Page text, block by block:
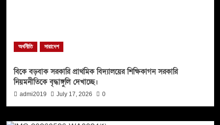
অর্থনীতি সারাদেশ
বিকে বড়বাক সরকারি প্রাথমিক বিদ্যালয়ের শিক্ষিকাগন সরকারি
নিয়মনীতিকে বৃদ্ধাঙ্গুলি দেখাচ্ছে।
admi2019 July 17, 2026 0